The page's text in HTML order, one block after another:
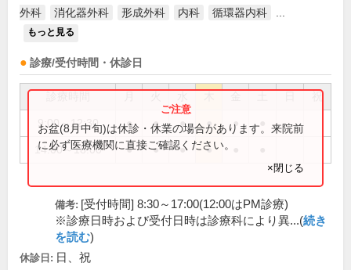
外科 消化器外科 形成外科 内科 循環器内科
もっと見る
診療/受付時間・休診日
祝
9:00～12:30 ● ● ● ● ●
14:00～18:00 ● ● ● ●
お盆(8月中旬)は休診・休業の場合があります。来院前
に必ず医療機関に直接ご確認ください。
×閉じる
備考: [受付時間] 8:30～17:00(12:00はPM診療)
※診療日時および受付日時は診療科により異...(続き
を読む)
休診日: 日、祝